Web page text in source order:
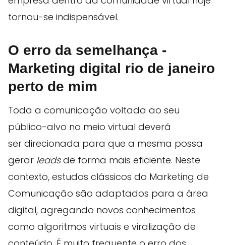
tornou-se indispensável.
O erro da semelhança -
Marketing digital rio de janeiro
perto de mim
Toda a comunicação voltada ao seu
público-alvo no meio virtual deverá
ser direcionada para que a mesma possa
gerar leadsde forma mais eficiente. Neste
contexto, estudos clássicos do Marketing de
Comunicação são adaptados para a área
digital, agregando novos conhecimentos
como algoritmos virtuais e viralização de